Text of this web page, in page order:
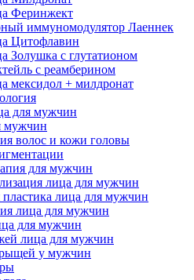
Феринжект
иммуномодулятор Лаеннек
Цитофлавин
Золушка с глутатионом
с реамберином
мексидол + милдронат
для мужчин
мужчин
волос и кожи головы
для мужчин
лица для мужчин
пластика лица для мужчин
лица для мужчин
для мужчин
лица для мужчин
у мужчин